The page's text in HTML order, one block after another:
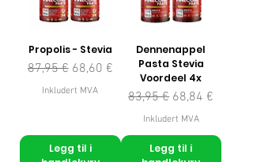
Propolis - Stevia
Vanlig pris
87,95 € Salgspris
68,60 €
Inkludert MVA
Legg til i
Dennenappel
Pasta Stevia
Voordeel 4x
Vanlig pris
83,95 € Salgspris
68,84 €
Inkludert MVA
Legg til i